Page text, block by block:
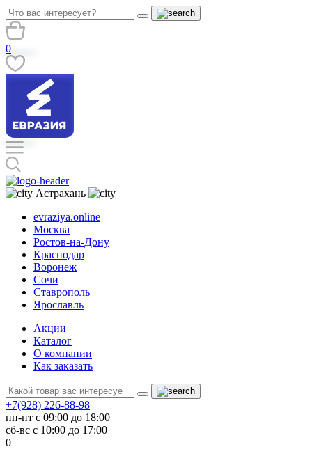
0
Астрахань
evraziya.online
Москва
Ростов-на-Дону
Краснодар
Воронеж
Сочи
Ставрополь
Ярославль
Акции
Каталог
О компании
Как заказать
+7(928) 226-88-98
пн-пт с 09:00 до 18:00
сб-вс с 10:00 до 17:00
0